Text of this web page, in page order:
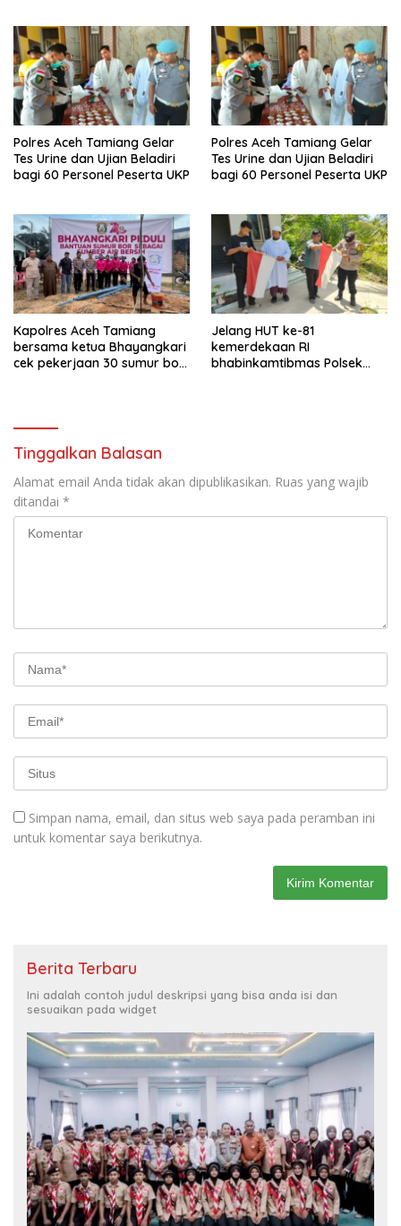
Polres Aceh Tamiang Gelar
Tes Urine dan Ujian Beladiri
bagi 60 Personel Peserta UKP
Polres Aceh Tamiang Gelar
Tes Urine dan Ujian Beladiri
bagi 60 Personel Peserta UKP
Kapolres Aceh Tamiang
bersama ketua Bhayangkari
cek pekerjaan 30 sumur bor
Jelang HUT ke-81
kemerdekaan RI
bhabinkamtibmas Polsek
Tinggalkan Balasan
Alamat email Anda tidak akan dipublikasikan. Ruas yang wajib
ditandai *
Simpan nama, email, dan situs web saya pada peramban ini
untuk komentar saya berikutnya.
Berita Terbaru
Ini adalah contoh judul deskripsi yang bisa anda isi dan
sesuaikan pada widget